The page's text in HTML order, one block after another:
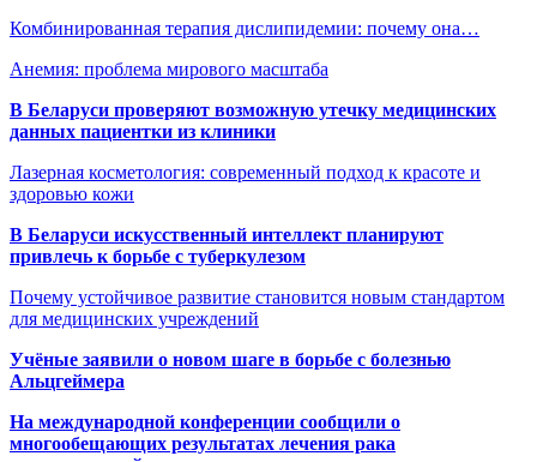
Комбинированная терапия дислипидемии: почему она…
Анемия: проблема мирового масштаба
В Беларуси проверяют возможную утечку медицинских
данных пациентки из клиники
Лазерная косметология: современный подход к красоте и
здоровью кожи
В Беларуси искусственный интеллект планируют
привлечь к борьбе с туберкулезом
Почему устойчивое развитие становится новым стандартом
для медицинских учреждений
Учёные заявили о новом шаге в борьбе с болезнью
Альцгеймера
На международной конференции сообщили о
многообещающих результатах лечения рака